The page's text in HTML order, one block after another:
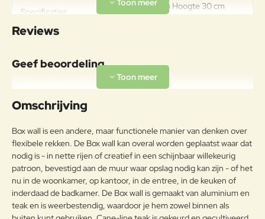
Specificaties
Breedte 35 cm Hoogte 30 cm
Reviews
Geef beoordeling
Uw naam:
g:
Note:HTML-code wordt niet vertaald!
Slecht Goed
Omschrijving
Box wall is een andere, maar functionele manier van denken over
flexibele rekken. De Box wall kan overal worden geplaatst waar dat
nodig is - in nette rijen of creatief in een schijnbaar willekeurig
patroon, bevestigd aan de muur waar opslag nodig kan zijn - of het
nu in de woonkamer, op kantoor, in de entree, in de keuken of
inderdaad de badkamer. De Box wall is gemaakt van aluminium en
teak en is weerbestendig, waardoor je hem zowel binnen als